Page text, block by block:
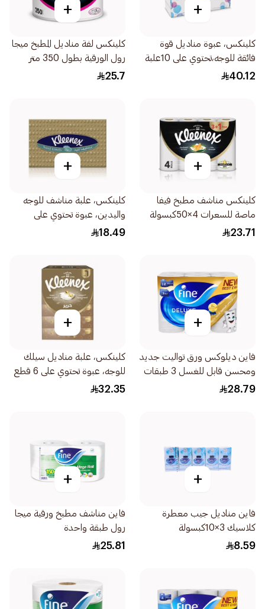
+
كلينكس، عبوة مناديل قوة
فائقة للوجه،تحتوي على 10علبة
40.12
+
كلينكس لفة مناديل المطبخ ميجا
رول الورقية بطول 350 متر
25.7
+
كلينكس مناشف مطبخ فيفا
ماصة للسعرات 4×50كبسولة
23.71
+
كلينكس، علبة مناشف للوجه
واليدين، عبوة تحتوي على
90قطعة
18.49
+
فاين ديلوكس ورق تواليت جديد
ومحسن قابل للغسل 3 طبقات
12لفة
28.79
+
كلينكس، علبة مناديل سيلك
للوجه، عبوة تحتوي على 6 قطع
32.35
+
فاين مناديل جيب معطرة
كلاسيك 3×10كبسولة
8.59
+
فاين مناشف مطبخ ورقية ميجا
رول طبقة واحدة
150مترقطعةتان
25.81